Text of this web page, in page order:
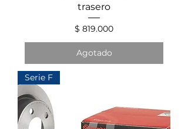
trasero
Precio
$ 819.000
Agotado
Serie F